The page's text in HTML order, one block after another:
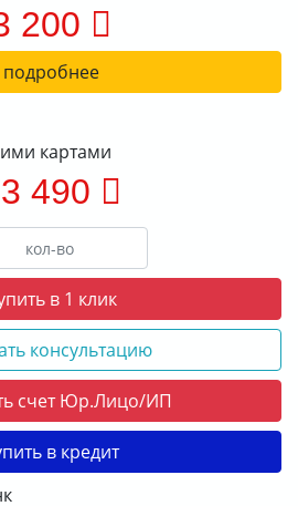
200
подробнее
490
в 1 клик
консультацию
счет Юр.Лицо/ИП
в кредит